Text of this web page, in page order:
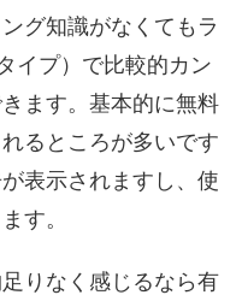
グ知識がなくてもラ
イプ）で比較的カン
ます。基本的に無料
るところが多いです
表示されますし、使
す。
りなく感じるなら有